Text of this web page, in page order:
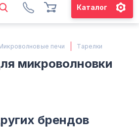
Каталог
- ВТ-СБ, С
18-00
27 00
76 42
печи Тарелки
микроволновки
брендов